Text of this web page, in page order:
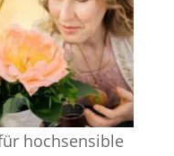
hochsensible